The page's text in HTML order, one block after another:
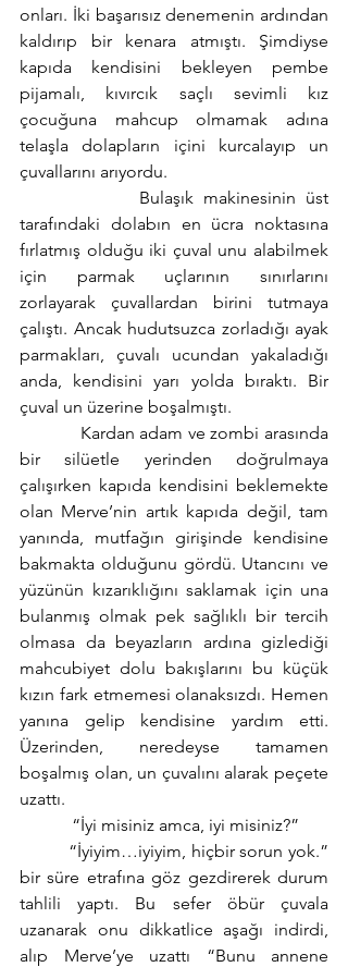
onları. İki başarısız denemenin ardından
kaldırıp bir kenara atmıştı. Şimdiyse
kapıda kendisini bekleyen pembe
pijamalı, kıvırcık saçlı sevimli kız
çocuğuna mahcup olmamak adına
telaşla dolapların içini kurcalayıp un
çuvallarını arıyordu.
tarafındaki dolabın en ücra noktasına
fırlatmış olduğu iki çuval unu alabilmek
için parmak uçlarının sınırlarını
zorlayarak çuvallardan birini tutmaya
çalıştı. Ancak hudutsuzca zorladığı ayak
parmakları, çuvalı ucundan yakaladığı
anda, kendisini yarı yolda bıraktı. Bir
çuval un üzerine boşalmıştı.
bir silüetle yerinden doğrulmaya
çalışırken kapıda kendisini beklemekte
olan Merve’nin artık kapıda değil, tam
yanında, mutfağın girişinde kendisine
bakmakta olduğunu gördü. Utancını ve
yüzünün kızarıklığını saklamak için una
bulanmış olmak pek sağlıklı bir tercih
olmasa da beyazların ardına gizlediği
mahcubiyet dolu bakışlarını bu küçük
kızın fark etmemesi olanaksızdı. Hemen
yanına gelip kendisine yardım etti.
Üzerinden, neredeyse tamamen
boşalmış olan, un çuvalını alarak peçete
uzattı.
            “İyi misiniz amca, iyi misiniz?”
bir süre etrafına göz gezdirerek durum
tahlili yaptı. Bu sefer öbür çuvala
uzanarak onu dikkatlice aşağı indirdi,
alıp Merve’ye uzattı “Bunu annene